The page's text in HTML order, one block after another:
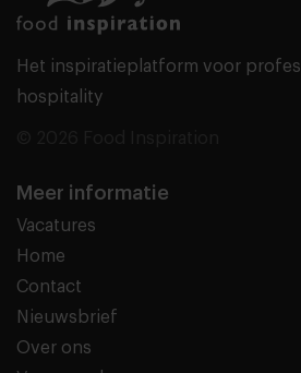
Het inspiratieplatform voor
hospitality
Meer informatie
Vacatures
Home
Contact
Nieuwsbrief
Over ons